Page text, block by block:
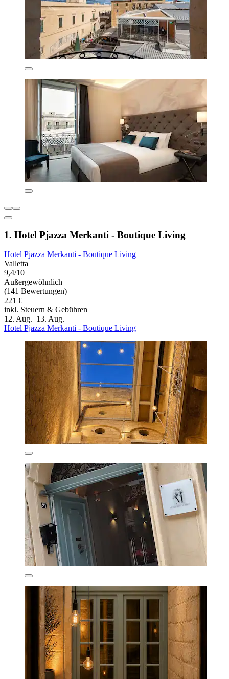
1. Hotel Pjazza Merkanti - Boutique Living
Hotel Pjazza Merkanti - Boutique Living
Valletta
9,4/10
Außergewöhnlich
(141 Bewertungen)
221 €
inkl. Steuern & Gebühren
12. Aug.–13. Aug.
Hotel Pjazza Merkanti - Boutique Living